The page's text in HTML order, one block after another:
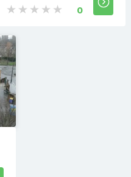
0